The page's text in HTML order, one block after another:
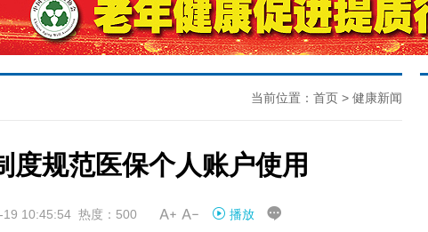
当前位置： 首页 > 健康新闻
度规范医保个人账户使用
10:45:54 热度：500  播放 